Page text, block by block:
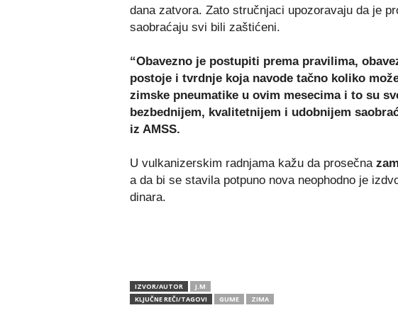
dana zatvora. Zato stručnjaci upozoravaju da je
saobraćaju svi bili zaštićeni.
“Obavezno je postupiti prema pravilima,
postoje i tvrdnje koja navode tačno koliko
zimske pneumatike u ovim mesecima i to su
bezbednijem, kvalitetnijem i udobnijem
iz AMSS.
U vulkanizerskim radnjama kažu da prosečna
a da bi se stavila potpuno nova neophodno je
dinara.
IZVOR/AUTOR
J.M
KLJUČNE REČI/TAGOVI
GUME ZIMA